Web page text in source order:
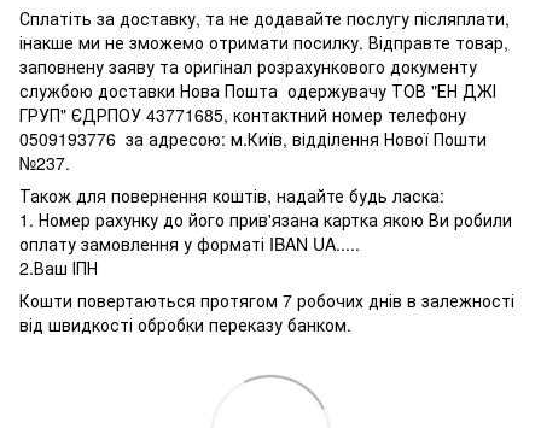
Сплатіть за доставку, та не додавайте послугу післяплати,
інакше ми не зможемо отримати посилку. Відправте товар,
заповнену заяву та оригінал розрахункового документу
службою доставки Нова Пошта одержувачу ТОВ "ЕН ДЖІ
ГРУП" ЄДРПОУ 43771685, контактний номер телефону
0509193776 за адресою: м.Київ, відділення Нової Пошти
№237.
Також для повернення коштів, надайте будь ласка:
1. Номер рахунку до його прив'язана картка якою Ви робили
оплату замовлення у форматі IBAN UA.....
2.Ваш ІПН
Кошти повертаються протягом 7 робочих днів в залежності
від швидкості обробки переказу банком.